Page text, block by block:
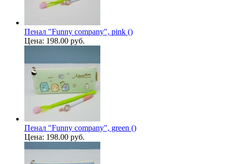
Пенал "Funny company", pink ()
Цена: 198.00 руб.
Пенал "Funny company", green ()
Цена: 198.00 руб.